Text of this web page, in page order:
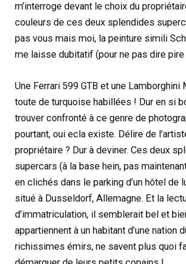
m’interroge devant le choix du
couleurs de ces deux splendides
pas vous mais moi, la peinture simili
me laisse dubitatif (pour ne pas dire pire
Une Ferrari 599 GTB et une Lamborghini
toute de turquoise habillées ! Dur en si
trouver confronté à ce genre de
pourtant, oui ecla existe. Délire de
propriétaire ? Dur à deviner. Ces deux
supercars (à la base hein, pas
en clichés dans le parking d’un hôtel de
situé à Dusseldorf, Allemagne. Et la
d’immatriculation, il semblerait bel et
appartiennent à un habitant d’une nation
richissimes émirs, ne savent plus quoi